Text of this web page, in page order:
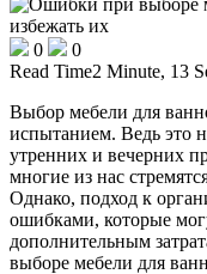
0
0
Read Time2 Minute, 13
Выбор мебели для
испытанием. Ведь это
утренних и вечерних
многие из нас
Однако, подход к
ошибками, которые
дополнительным
выборе мебели для